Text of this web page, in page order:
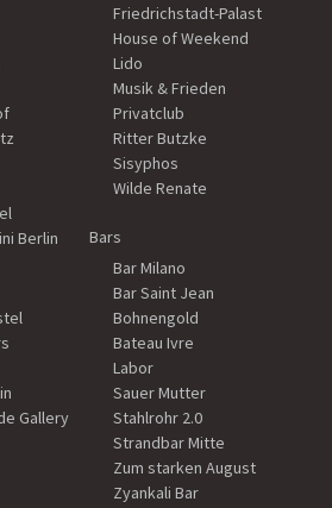
Berlin
Gallery
Friedrichstadt-Palast
House of Weekend
Lido
Musik & Frieden
Privatclub
Ritter Butzke
Sisyphos
Wilde Renate
Bars
Bar Milano
Bar Saint Jean
Bohnengold
Bateau Ivre
Labor
Sauer Mutter
Stahlrohr 2.0
Strandbar Mitte
Zum starken August
Zyankali Bar